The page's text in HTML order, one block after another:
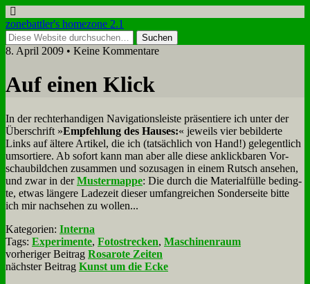
zonebattler's homezone 2.1
8. April 2009 • Keine Kommentare
Auf ei­nen Klick
In der recht­erhan­di­gen Na­vi­ga­ti­ons­lei­ste prä­sen­tie­re ich un­ter der
Über­schrift »Emp­feh­lung des Hau­ses:« je­weils vier be­bil­der­te
Links auf äl­te­re Ar­ti­kel, die ich (tat­säch­lich von Hand!) ge­le­gent­lich
um­sor­tie­re. Ab so­fort kann man aber al­le die­se an­klick­ba­ren Vor­
schau­bild­chen zu­sam­men und so­zu­sa­gen in ei­nem Rutsch an­se­hen,
und zwar in derMu­ster­map­pe: Die durch die Ma­te­ri­al­fül­le be­ding­
te, et­was län­ge­re La­de­zeit die­ser um­fang­rei­chen Son­der­sei­te bit­te
ich mir nach­se­hen zu wol­len...
Kategorien: Interna
Tags: Experimente, Fotostrecken, Maschinenraum
vorheriger Beitrag Rosarote Zeiten
nächster Beitrag Kunst um die Ecke